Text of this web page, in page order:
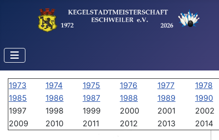
1973 1974 1975 1976 1977
1978
1985
1986 1987 1988 1989
1990
1997
1998 1999 2000 2001
2002
2009
2010 2011 2012 2013 2014